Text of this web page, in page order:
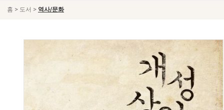
홈 > 도서 > 역사/문화